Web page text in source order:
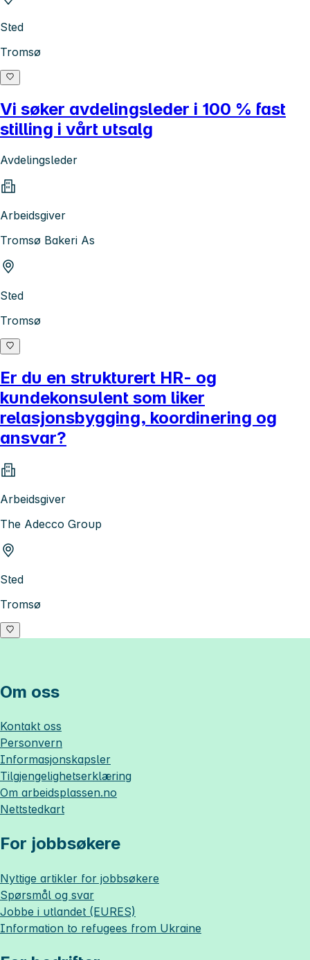
Sted
Tromsø
Vi søker avdelingsleder i 100 % fast
stilling i vårt utsalg
Avdelingsleder
Arbeidsgiver
Tromsø Bakeri As
Sted
Tromsø
Er du en strukturert HR- og
kundekonsulent som liker
relasjonsbygging, koordinering og
ansvar?
Arbeidsgiver
The Adecco Group
Sted
Tromsø
Om oss
Kontakt oss
Personvern
Informasjonskapsler
Tilgjengelighetserklæring
Om arbeidsplassen.no
Nettstedkart
For jobbsøkere
Nyttige artikler for jobbsøkere
Spørsmål og svar
Jobbe i utlandet (EURES)
Information to refugees from Ukraine